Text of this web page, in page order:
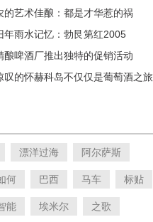
的艺术佳酿：都是才华惹的祸
年雨水记忆：勃艮第红2005
酿啤酒厂推出独特的促销活动
叹的怀赫科岛不仅仅是葡萄酒之旅
漂洋过海 阿尔萨斯
何 巴西 马车 标贴
能 埃米尔 之歌